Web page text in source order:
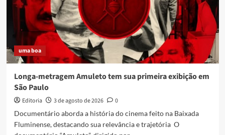
de
Rua:
Rimas,
Territórios
Cidadania
uma boa
Longa-metragem Amuleto tem sua primeira exibição em
São Paulo
Editoria 3 de agosto de 2026
0
Documentário aborda a história do cinema feito na Baixada
Fluminense, destacando sua relevância e trajetória O